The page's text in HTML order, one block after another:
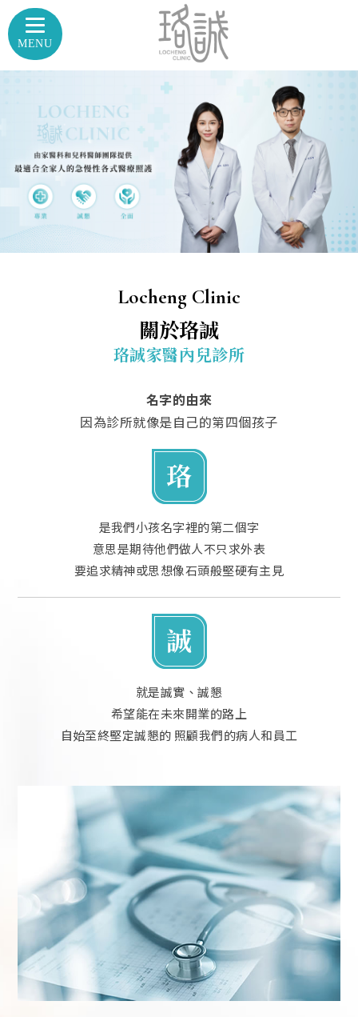
Locheng Clinic
關於珞誠
珞誠家醫內兒診所
名字的由來
因為診所就像是自己的第四個孩子
是我們小孩名字裡的第二個字
意思是期待他們做人不只求外表
要追求精神或思想像石頭般堅硬有主見
就是誠實、誠懇
希望能在未來開業的路上
自始至終堅定誠懇的 照顧我們的病人和員工